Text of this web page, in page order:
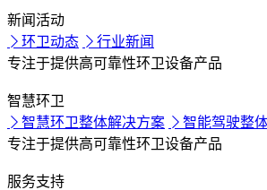
新闻活动
环卫动态
行业新闻
专注于提供高可靠性环卫设备产品
智慧环卫
智慧环卫整体解决方案
智能驾驶整
专注于提供高可靠性环卫设备产品
服务支持